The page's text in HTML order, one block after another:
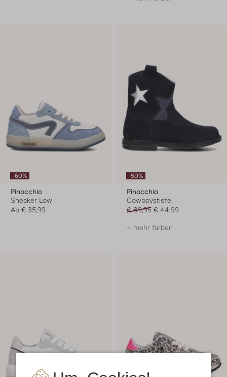
-60%
Pinocchio
Sneaker Low
Ab € 35,99
-50%
Pinocchio
Cowboystiefel
€ 89,95 € 44,99
+ mehr farben